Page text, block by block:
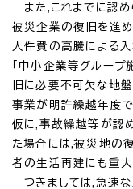
また,これまでに認め
被災企業の復旧を進
人件費の高騰による
「中小企業等グルー
旧に必要不可欠な地
事業が明許繰越年度で
仮に,事故繰越等が認
た場合には,被災地の
者の生活再建にも重大
つきましては,急速な